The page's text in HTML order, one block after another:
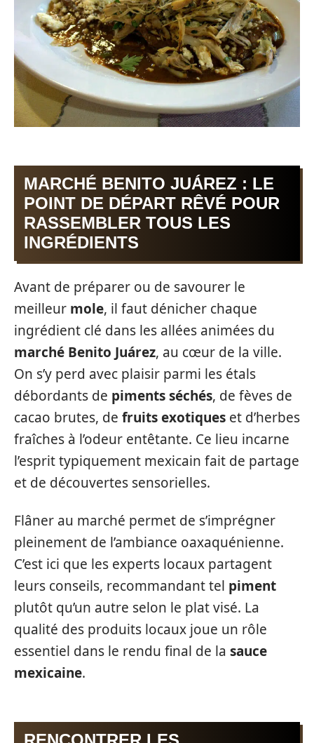
MARCHÉ BENITO JUÁREZ : LE
POINT DE DÉPART RÊVÉ POUR
RASSEMBLER TOUS LES
INGRÉDIENTS
Avant de préparer ou de savourer le
meilleur mole, il faut dénicher chaque
ingrédient clé dans les allées animées du
marché Benito Juárez, au cœur de la ville.
On s’y perd avec plaisir parmi les étals
débordants de piments séchés, de fèves de
cacao brutes, de fruits exotiques et d’herbes
fraîches à l’odeur entêtante. Ce lieu incarne
l’esprit typiquement mexicain fait de partage
et de découvertes sensorielles.
Flâner au marché permet de s’imprégner
pleinement de l’ambiance oaxaquénienne.
C’est ici que les experts locaux partagent
leurs conseils, recommandant tel piment
plutôt qu’un autre selon le plat visé. La
qualité des produits locaux joue un rôle
essentiel dans le rendu final de la sauce
mexicaine.